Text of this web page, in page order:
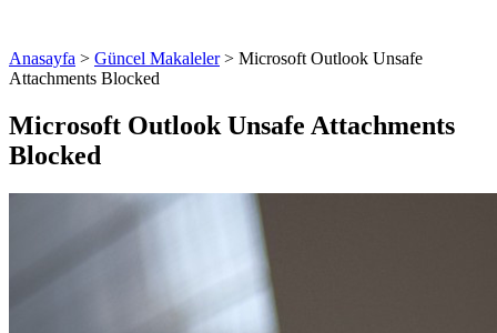
Anasayfa > Güncel Makaleler> Microsoft Outlook Unsafe
Attachments Blocked
Microsoft Outlook Unsafe Attachments
Blocked